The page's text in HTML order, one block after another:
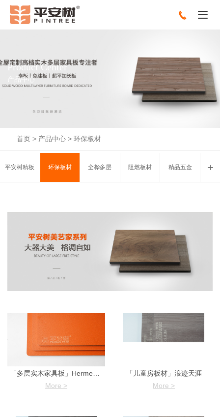
Product Center
产品中心
首页 > 产品中心 > 环保板材
平安树精板 环保板材 全桦多层 阻燃板材 精品五金
「多层实木家具板」Hermes Orange
More >
「儿童房板材」浪迹天涯
More >